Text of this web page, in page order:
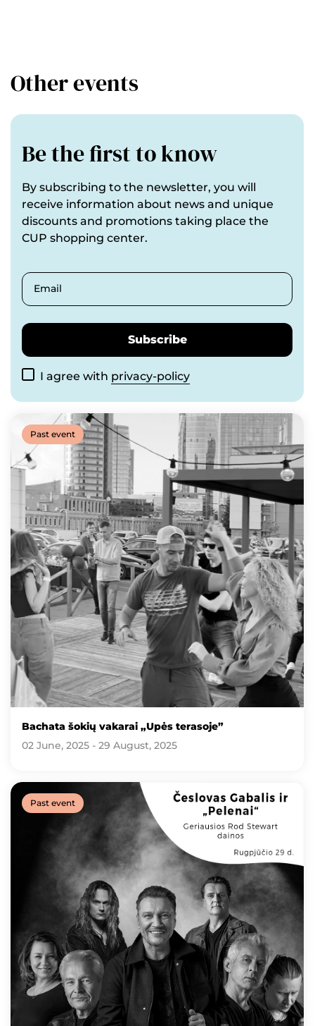
Other events
Be the first to know
By subscribing to the newsletter, you will
receive information about news and unique
discounts and promotions taking place the
CUP shopping center.
Email
Subscribe
I agree with privacy-policy
Past event
Bachata šokių vakarai „Upės terasoje”
02 June, 2025 - 29 August, 2025
Past event